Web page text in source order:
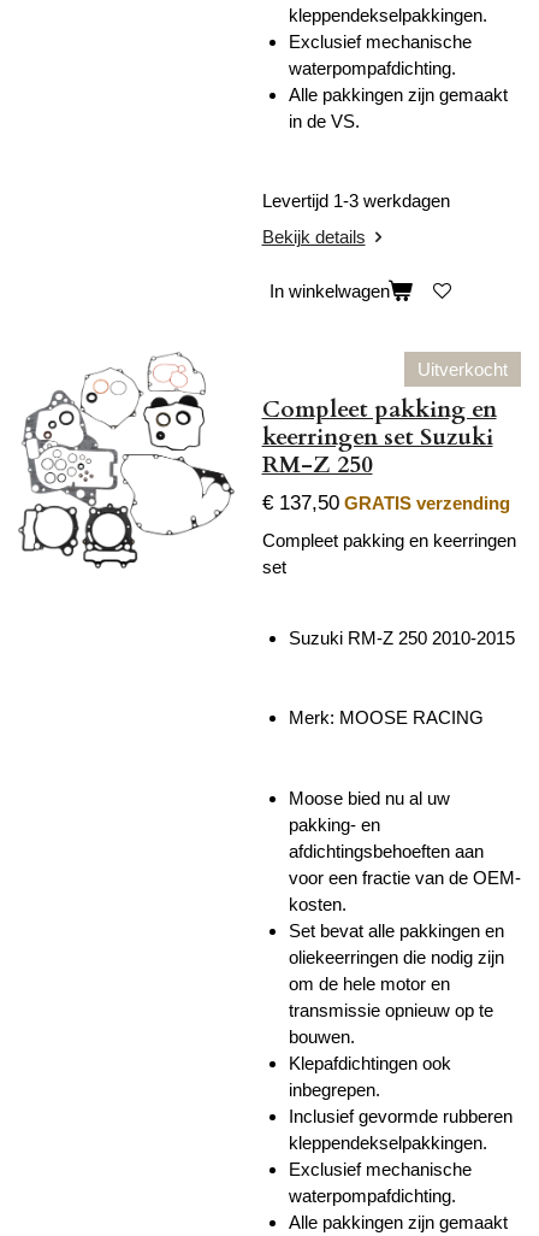
kleppendekselpakkingen.
Exclusief mechanische
waterpompafdichting.
Alle pakkingen zijn gemaakt
in de VS.
Levertijd 1-3 werkdagen
Bekijk details
In winkelwagen
Uitverkocht
Compleet pakking en
keerringen set Suzuki
RM-Z 250
€ 137,50 GRATIS verzending
Compleet pakking en keerringen
set
Suzuki RM-Z 250 2010-2015
Merk: MOOSE RACING
Moose bied nu al uw
pakking- en
afdichtingsbehoeften aan
voor een fractie van de OEM-
kosten.
Set bevat alle pakkingen en
oliekeerringen die nodig zijn
om de hele motor en
transmissie opnieuw op te
bouwen.
Klepafdichtingen ook
inbegrepen.
Inclusief gevormde rubberen
kleppendekselpakkingen.
Exclusief mechanische
waterpompafdichting.
Alle pakkingen zijn gemaakt